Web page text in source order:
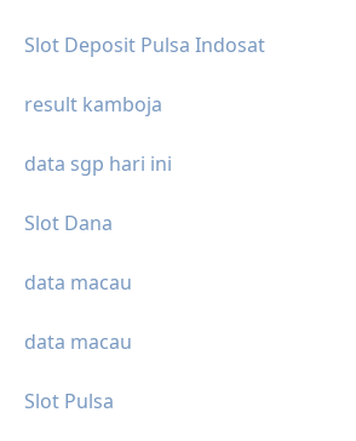
Slot Deposit Pulsa Indosat
result kamboja
data sgp hari ini
Slot Dana
data macau
data macau
Slot Pulsa